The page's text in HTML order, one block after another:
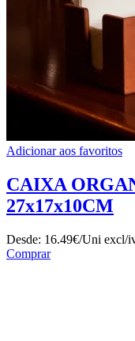
Adicionar aos favoritos
CAIXA
27x17x10CM
Desde: 16.49€/Uni excl/
Comprar